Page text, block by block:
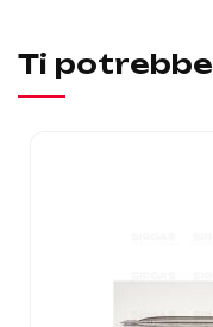
Ti